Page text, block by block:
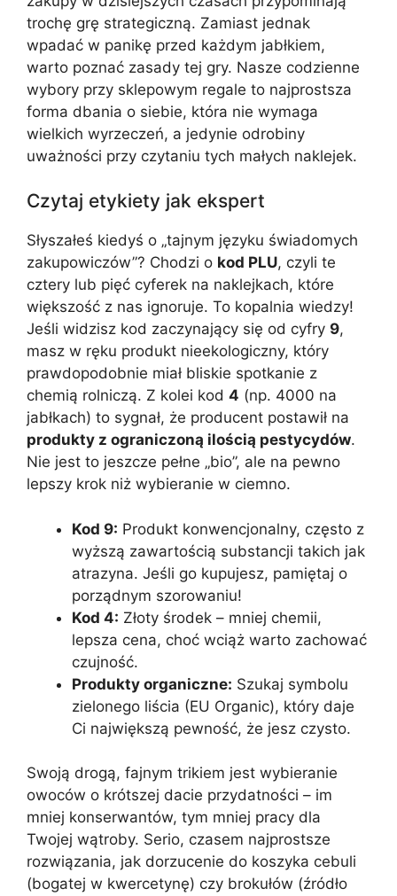
trochę grę strategiczną. Zamiast jednak
wpadać w panikę przed każdym jabłkiem,
warto poznać zasady tej gry. Nasze codzienne
wybory przy sklepowym regale to najprostsza
forma dbania o siebie, która nie wymaga
wielkich wyrzeczeń, a jedynie odrobiny
uważności przy czytaniu tych małych naklejek.
Czytaj etykiety jak ekspert
Słyszałeś kiedyś o „tajnym języku świadomych
zakupowiczów”? Chodzi o kod PLU, czyli te
cztery lub pięć cyferek na naklejkach, które
większość z nas ignoruje. To kopalnia wiedzy!
Jeśli widzisz kod zaczynający się od cyfry 9,
masz w ręku produkt nieekologiczny, który
prawdopodobnie miał bliskie spotkanie z
chemią rolniczą. Z kolei kod 4 (np. 4000 na
jabłkach) to sygnał, że producent postawił na
produkty z ograniczoną ilością pestycydów.
Nie jest to jeszcze pełne „bio”, ale na pewno
lepszy krok niż wybieranie w ciemno.
Kod 9: Produkt konwencjonalny, często z
wyższą zawartością substancji takich jak
atrazyna. Jeśli go kupujesz, pamiętaj o
porządnym szorowaniu!
Kod 4: Złoty środek – mniej chemii,
lepsza cena, choć wciąż warto zachować
czujność.
Produkty organiczne: Szukaj symbolu
zielonego liścia (EU Organic), który daje
Ci największą pewność, że jesz czysto.
Swoją drogą, fajnym trikiem jest wybieranie
owoców o krótszej dacie przydatności – im
mniej konserwantów, tym mniej pracy dla
Twojej wątroby. Serio, czasem najprostsze
rozwiązania, jak dorzucenie do koszyka cebuli
(bogatej w kwercetynę) czy brokułów (źródło